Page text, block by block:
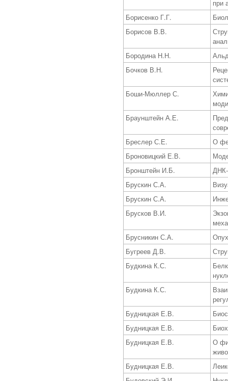
при
Борисенко Г.Г.
Борисов В.В.
Бородина Н.Н.
Бочков В.Н.
Боши-Мюллер С.
Браунштейн А.Е.
Бреслер С.Е.
О
Броновицкий Е.В.
Бронштейн И.Б.
ДНК-
Брускин С.А.
Брускин С.А.
Брусков В.И.
Брусникин С.А.
Бугреев Д.В.
Будкина К.С.
Будкина К.С.
Будницкая Е.В.
Будницкая Е.В.
Будницкая Е.В.
О
Будницкая Е.В.